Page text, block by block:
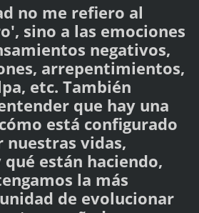
no me refiero al
sino a las emociones
negativos,
arrepentimientos,
etc. También
que hay una
está configurado
vidas,
qué están haciendo,
la más
de evolucionar